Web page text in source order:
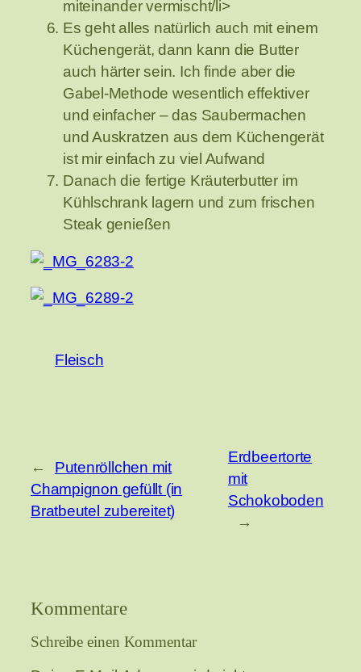
miteinander vermischt/li>
Es geht alles natürlich auch mit einem
Küchengerät, dann kann die Butter
auch härter sein. Ich finde aber die
Gabel-Methode wesentlich effektiver
und einfacher – das Saubermachen
und Auskratzen aus dem Küchengerät
ist mir einfach zu viel Aufwand
Danach die fertige Kräuterbutter im
Kühlschrank lagern und zum frischen
Steak genießen
Fleisch
←
Putenröllchen mit
Champignon gefüllt (in
Bratbeutel zubereitet)
Erdbeertorte
mit
Schokoboden
→
Kommentare
Schreibe einen Kommentar